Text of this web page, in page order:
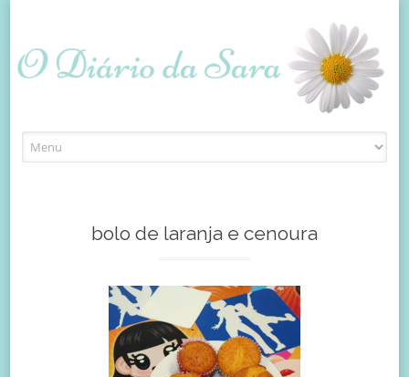
to
bolo de laranja e cenoura